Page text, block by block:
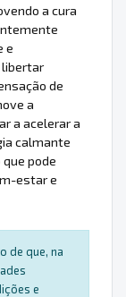
a cura
e
libertar
de
a
a acelerar a
calmante
pode
estar e
de que, na
e